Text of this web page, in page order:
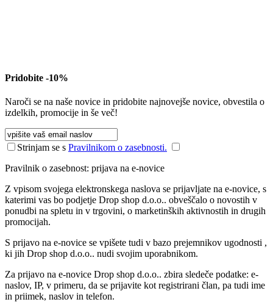
Pridobite -10%
Naroči se na naše novice in pridobite najnovejše novice, obvestila o
izdelkih, promocije in še več!
Strinjam se s Pravilnikom o zasebnosti.
Pravilnik o zasebnost: prijava na e-novice
Z vpisom svojega elektronskega naslova se prijavljate na e-novice, s
katerimi vas bo podjetje Drop shop d.o.o.. obveščalo o novostih v
ponudbi na spletu in v trgovini, o marketinških aktivnostih in drugih
promocijah.
S prijavo na e-novice se vpišete tudi v bazo prejemnikov ugodnosti ,
ki jih Drop shop d.o.o.. nudi svojim uporabnikom.
Za prijavo na e-novice Drop shop d.o.o.. zbira sledeče podatke: e-
naslov, IP, v primeru, da se prijavite kot registrirani član, pa tudi ime
in priimek, naslov in telefon.